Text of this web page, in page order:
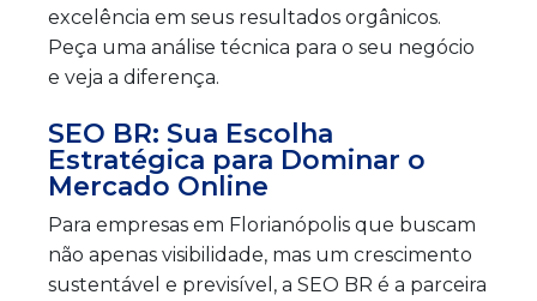
excelência em seus resultados orgânicos.
Peça uma análise técnica para o seu negócio
e veja a diferença.
SEO BR: Sua Escolha
Estratégica para Dominar o
Mercado Online
Para empresas em Florianópolis que buscam
não apenas visibilidade, mas um crescimento
sustentável e previsível, a SEO BR é a parceira